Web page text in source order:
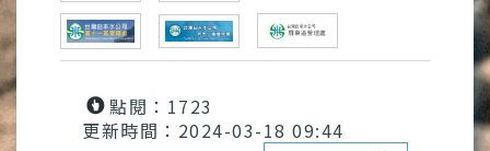
點閱：1723
更新時間：2024-03-18 09:44